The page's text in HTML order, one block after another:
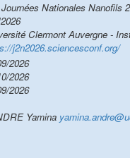
Nationales Nanofils
Clermont Auvergne -
j2n2026.sciencesconf.org/
2026
2026
2026
Yamina